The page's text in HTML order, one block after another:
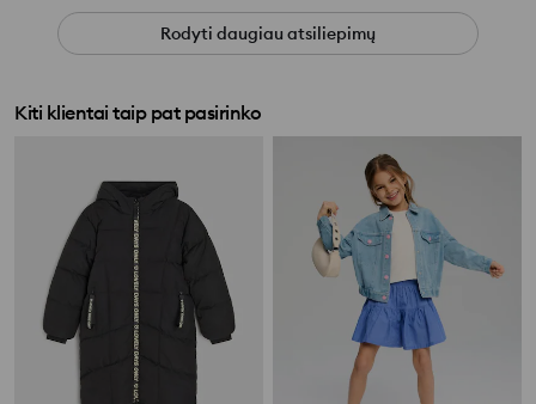
Rodyti daugiau atsiliepimų
Kiti klientai taip pat pasirinko